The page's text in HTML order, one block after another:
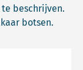
beschrijven.
botsen.